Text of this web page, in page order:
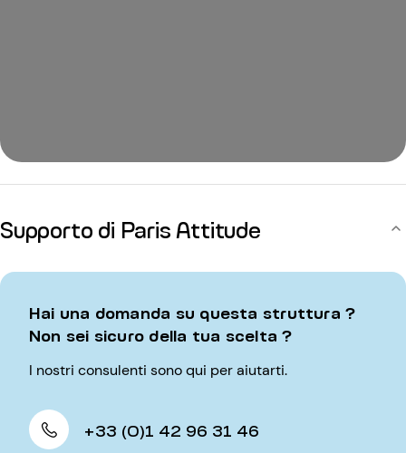
Supporto di Paris Attitude
Hai una domanda su questa struttura ?
Non sei sicuro della tua scelta ?
I nostri consulenti sono qui per aiutarti.
+33 (0)1 42 96 31 46